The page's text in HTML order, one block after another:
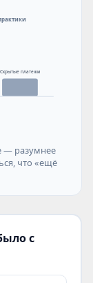
Скрытые платежи
— разумнее
что «ещё
с